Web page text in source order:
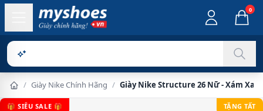
0
Sản phẩm chí
/ Giày Nike Chính Hãng / Giày Nike Structure 26 Nữ - Xám
🎁 SIÊU SALE 🎁 TẶNG TẤT